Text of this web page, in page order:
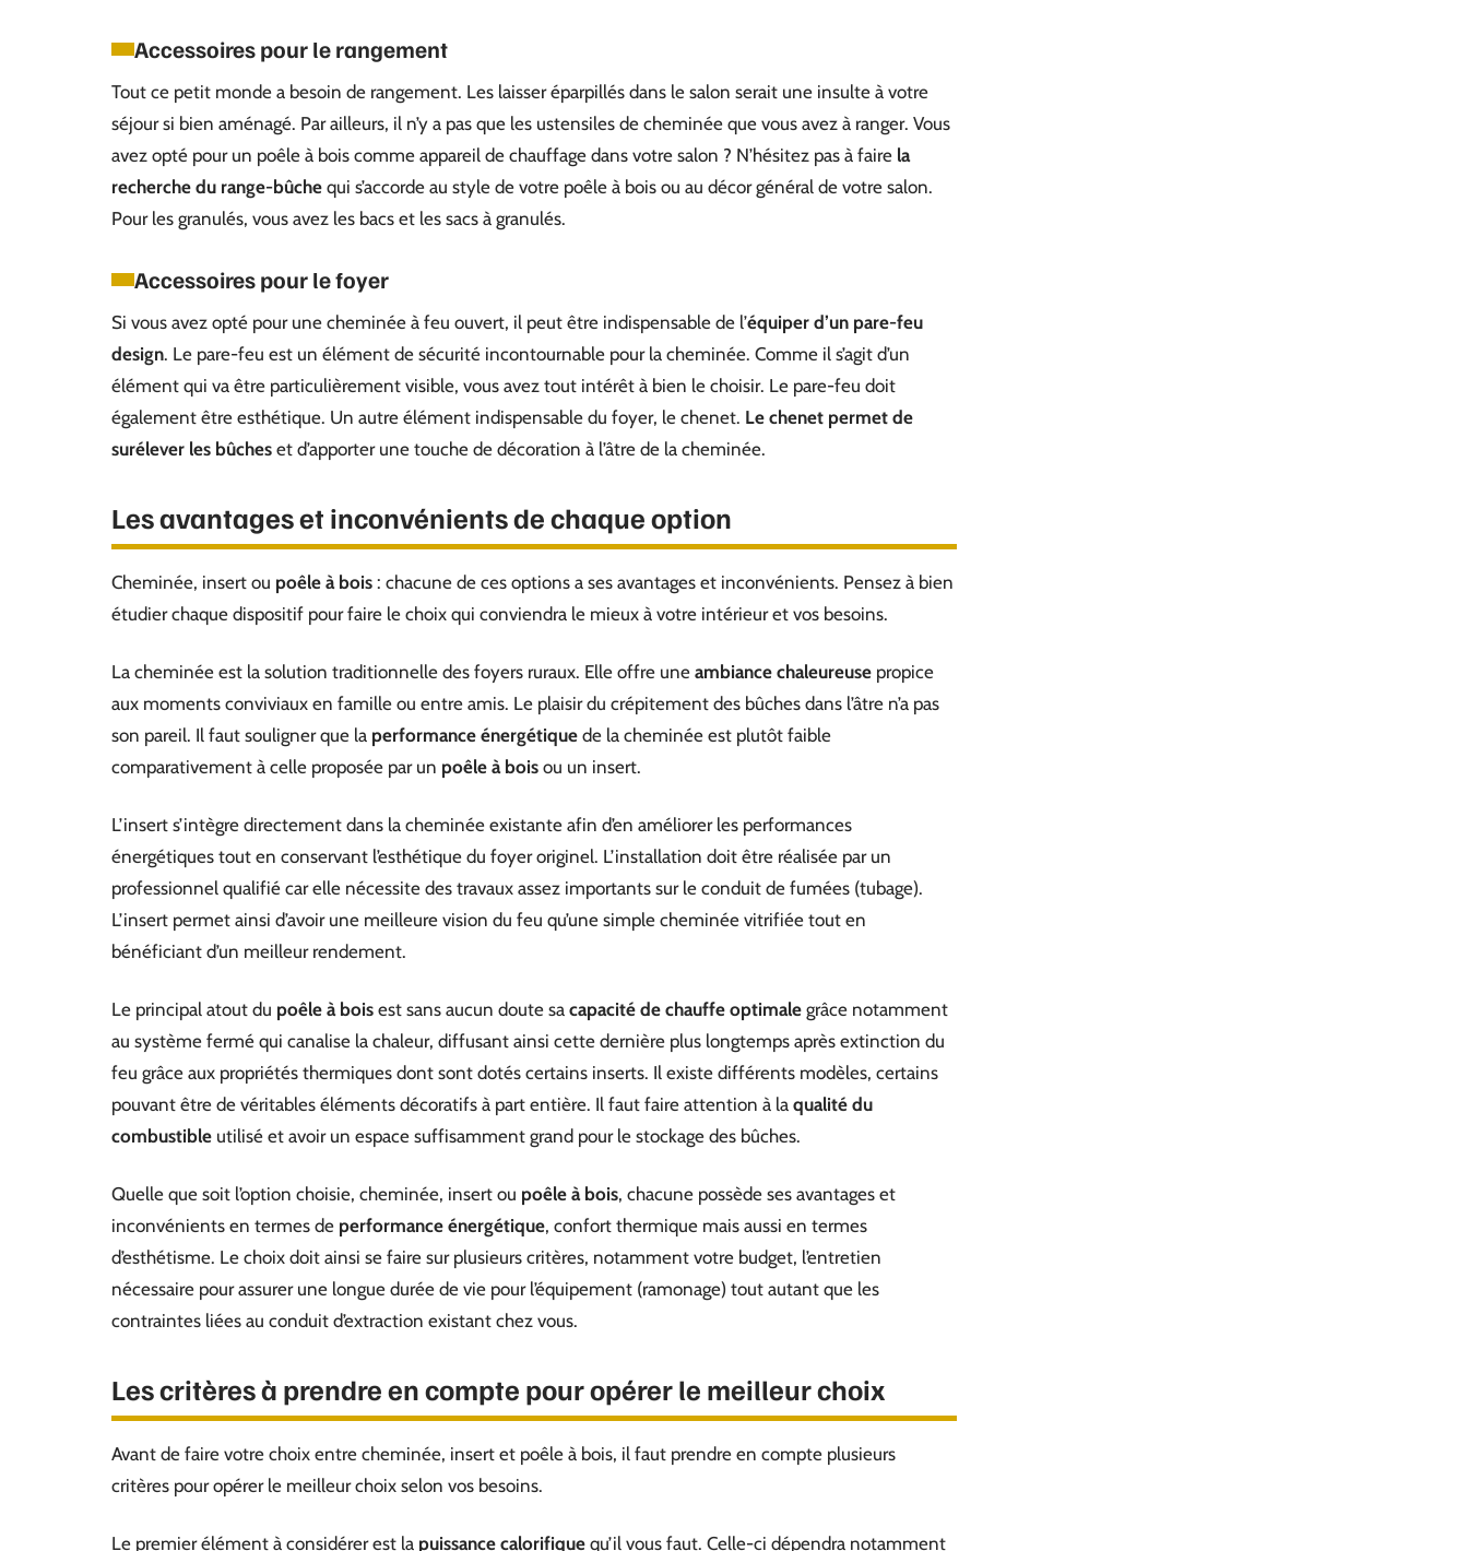
Accessoires pour le rangement
Tout ce petit monde a besoin de rangement. Les laisser éparpillés dans le salon serait une insulte à votre
séjour si bien aménagé. Par ailleurs, il n’y a pas que les ustensiles de cheminée que vous avez à ranger. Vous
avez opté pour un poêle à bois comme appareil de chauffage dans votre salon ? N’hésitez pas à faire la
recherche du range-bûche qui s’accorde au style de votre poêle à bois ou au décor général de votre salon.
Pour les granulés, vous avez les bacs et les sacs à granulés.
Accessoires pour le foyer
Si vous avez opté pour une cheminée à feu ouvert, il peut être indispensable de l’équiper d’un pare-feu
design. Le pare-feu est un élément de sécurité incontournable pour la cheminée. Comme il s’agit d’un
élément qui va être particulièrement visible, vous avez tout intérêt à bien le choisir. Le pare-feu doit
également être esthétique. Un autre élément indispensable du foyer, le chenet. Le chenet permet de
surélever les bûches et d’apporter une touche de décoration à l’âtre de la cheminée.
Les avantages et inconvénients de chaque option
Cheminée, insert ou poêle à bois : chacune de ces options a ses avantages et inconvénients. Pensez à bien
étudier chaque dispositif pour faire le choix qui conviendra le mieux à votre intérieur et vos besoins.
La cheminée est la solution traditionnelle des foyers ruraux. Elle offre une ambiance chaleureuse propice
aux moments conviviaux en famille ou entre amis. Le plaisir du crépitement des bûches dans l’âtre n’a pas
son pareil. Il faut souligner que la performance énergétique de la cheminée est plutôt faible
comparativement à celle proposée par un poêle à bois ou un insert.
L’insert s’intègre directement dans la cheminée existante afin d’en améliorer les performances
énergétiques tout en conservant l’esthétique du foyer originel. L’installation doit être réalisée par un
professionnel qualifié car elle nécessite des travaux assez importants sur le conduit de fumées (tubage).
L’insert permet ainsi d’avoir une meilleure vision du feu qu’une simple cheminée vitrifiée tout en
bénéficiant d’un meilleur rendement.
Le principal atout du poêle à bois est sans aucun doute sa capacité de chauffe optimale grâce notamment
au système fermé qui canalise la chaleur, diffusant ainsi cette dernière plus longtemps après extinction du
feu grâce aux propriétés thermiques dont sont dotés certains inserts. Il existe différents modèles, certains
pouvant être de véritables éléments décoratifs à part entière. Il faut faire attention à la qualité du
combustible utilisé et avoir un espace suffisamment grand pour le stockage des bûches.
Quelle que soit l’option choisie, cheminée, insert ou poêle à bois, chacune possède ses avantages et
inconvénients en termes de performance énergétique, confort thermique mais aussi en termes
d’esthétisme. Le choix doit ainsi se faire sur plusieurs critères, notamment votre budget, l’entretien
nécessaire pour assurer une longue durée de vie pour l’équipement (ramonage) tout autant que les
contraintes liées au conduit d’extraction existant chez vous.
Les critères à prendre en compte pour opérer le meilleur choix
Avant de faire votre choix entre cheminée, insert et poêle à bois, il faut prendre en compte plusieurs
critères pour opérer le meilleur choix selon vos besoins.
Le premier élément à considérer est la puissance calorifique qu’il vous faut. Celle-ci dépendra notamment